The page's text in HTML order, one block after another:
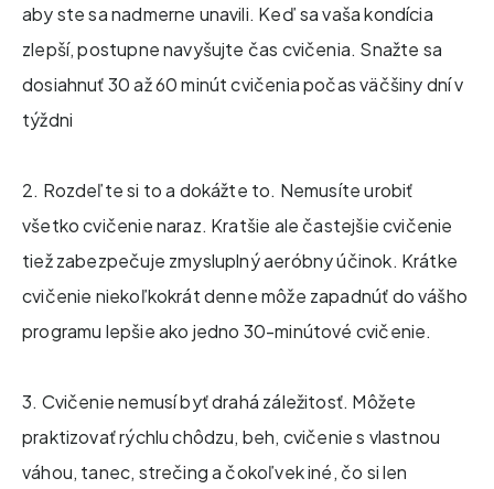
aby ste sa nadmerne unavili. Keď sa vaša kondícia
zlepší, postupne navyšujte čas cvičenia. Snažte sa
dosiahnuť 30 až 60 minút cvičenia počas väčšiny dní v
týždni
2. Rozdeľte si to a dokážte to. Nemusíte urobiť
všetko cvičenie naraz. Kratšie ale častejšie cvičenie
tiež zabezpečuje zmysluplný aeróbny účinok. Krátke
cvičenie niekoľkokrát denne môže zapadnúť do vášho
programu lepšie ako jedno 30-minútové cvičenie.
3. Cvičenie nemusí byť drahá záležitosť. Môžete
praktizovať rýchlu chôdzu, beh, cvičenie s vlastnou
váhou, tanec, strečing a čokoľvek iné, čo si len